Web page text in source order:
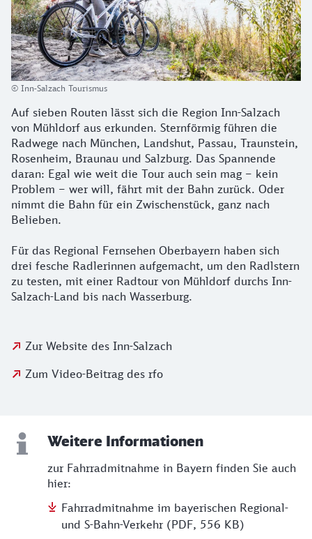
© Inn-Salzach Tourismus
Auf sieben Routen lässt sich die Region Inn-Salzach
von Mühldorf aus erkunden. Sternförmig führen die
Radwege nach München, Landshut, Passau, Traunstein,
Rosenheim, Braunau und Salzburg. Das Spannende
daran: Egal wie weit die Tour auch sein mag – kein
Problem – wer will, fährt mit der Bahn zurück. Oder
nimmt die Bahn für ein Zwischenstück, ganz nach
Belieben.
Für das Regional Fernsehen Oberbayern haben sich
drei fesche Radlerinnen aufgemacht, um den Radlstern
zu testen, mit einer Radtour von Mühldorf durchs Inn-
Salzach-Land bis nach Wasserburg.
Zur Website des Inn-Salzach
Zum Video-Beitrag des rfo
Weitere Informationen
zur Fahrradmitnahme in Bayern finden Sie auch
hier:
Fahrradmitnahme im bayerischen Regional-
und S-Bahn-Verkehr (PDF, 556 KB)